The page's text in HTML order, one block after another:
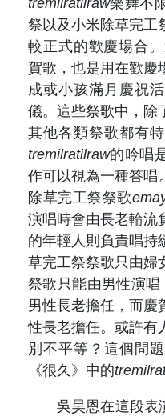
tremilratilraw樂舞不
祭以及小米除草完工
較正式的歡慶場合
賀歌，也是用在歡慶
成或小孩滿月慶祝
儀。這些祭歌中，除
其他各類祭歌都有
tremilratilraw的吟唱
作可以視為一種答唱
除草完工祭祭歌
演唱時會由長老輪流
的年輕人則負責唱持
草完工祭祭歌只由婦
祭歌只能由男性演唱
男性長老擔任，而慶
性長老擔任。或許有
別不平等？這個問
《很久》中的
吳昊恩在這段表